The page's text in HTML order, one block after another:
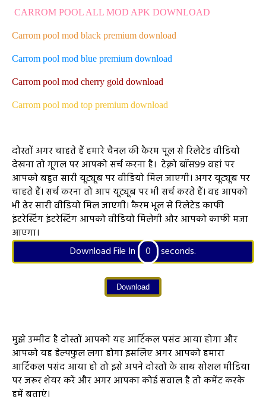
CARROM POOL ALL MOD APK DOWNLOAD
Carrom pool mod black premium download
Carrom pool mod blue premium download
Carrom pool mod cherry gold download
Carrom pool mod top premium download
दोस्तों अगर चाहते हैं हमारे चैनल की कैरम पूल से रिलेटेड वीडियो
देखना तो गूगल पर आपको सर्च करना है। टेक्नो बॉस99 वहां पर
आपको बहुत सारी यूट्यूब पर वीडियो मिल जाएगी। अगर यूट्यूब पर
चाहते हैं। सर्च करना तो आप यूट्यूब पर भी सर्च करते हैं। वह आपको
भी ढेर सारी वीडियो मिल जाएगी। कैरम भूल से रिलेटेड काफी
इंटरेस्टिंग इंटरेस्टिंग आपको वीडियो मिलेगी और आपको काफी मजा
आएगा।
Download File In
0 seconds.
Download
मुझे उम्मीद है दोस्तों आपको यह आर्टिकल पसंद आया होगा और
आपको यह हेल्पफुल लगा होगा इसलिए अगर आपको हमारा
आर्टिकल पसंद आया हो तो इसे अपने दोस्तों के साथ सोशल मीडिया
पर जरूर शेयर करें और अगर आपका कोई सवाल है तो कमेंट करके